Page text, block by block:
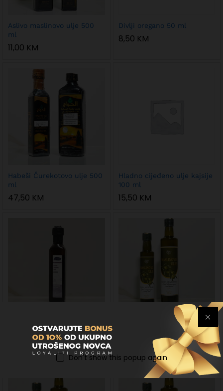
Aslivo maslinovo ulje 500
ml
11,00 KM
Divlji oregano 50 ml
8,50 KM
Habeši Čurekotovo ulje 500
ml
47,50 KM
Hladno cijeđeno ulje kajsije
100 ml
15,50 KM
Laneno ulje 250 ml
KM
Maslinovo extra djevičansko
ulje sa Sinaja 250 ml
Don't show this popup again